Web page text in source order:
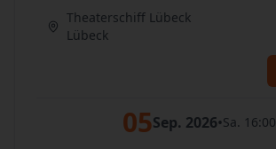
Theaterschiff Lübeck
Lübeck
05Sep. 2026•Sa. 16:00